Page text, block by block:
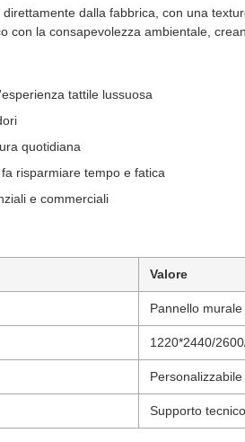
dalla fabbrica, con una
con la consapevolezza ambientale,
tattile lussuosa
quotidiana
risparmiare tempo e fatica
e commerciali
Valore
Pannello
1220*2440/
Personalizzabile
Supporto